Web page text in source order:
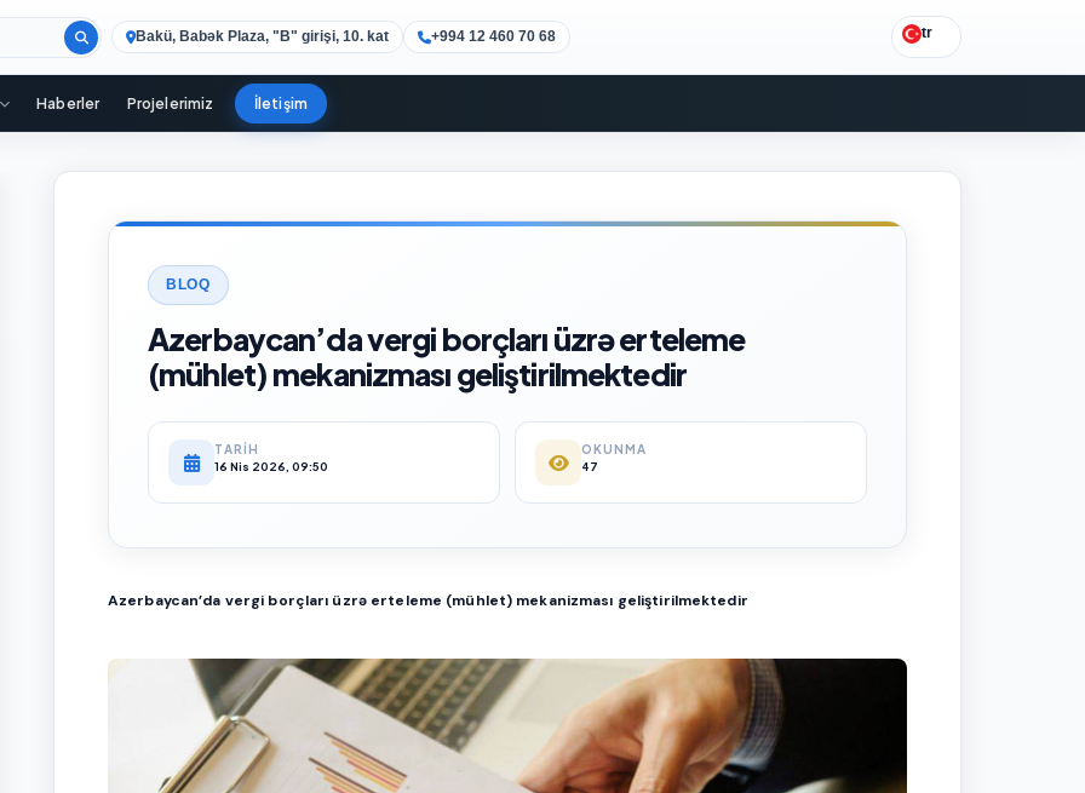
Bakü, Babək Plaza, "B" girişi, 10. kat +994 12 460 70 68 tr
Haberler Projelerimiz İletişim
BLOQ
Azerbaycan’da vergi borçları üzrə erteleme
(mühlet) mekanizması geliştirilmektedir
TARIH
16 Nis 2026, 09:50
OKUNMA
47
Azerbaycan’da vergi borçları üzrə erteleme (mühlet) mekanizması geliştirilmektedir